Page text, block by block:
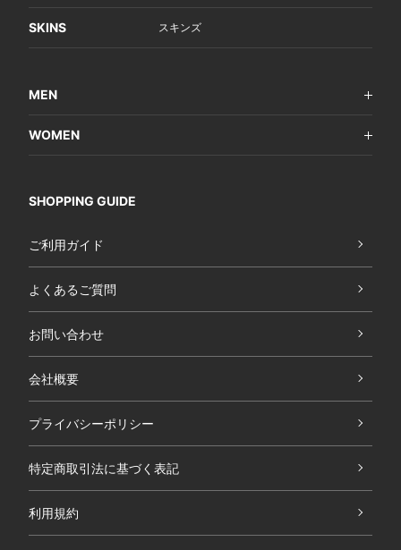
SKINS スキンズ
MEN
WOMEN
SHOPPING GUIDE
ご利用ガイド
よくあるご質問
お問い合わせ
会社概要
プライバシーポリシー
特定商取引法に基づく表記
利用規約